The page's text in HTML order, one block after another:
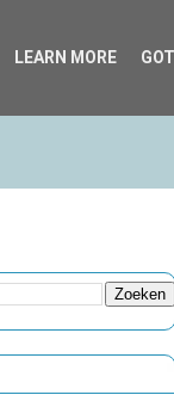
LEARN MORE